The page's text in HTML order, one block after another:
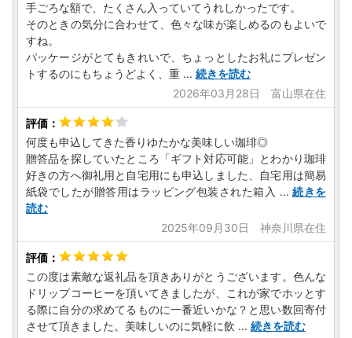
手ごろな額で、たくさん入っていてうれしかったです。
そのときの気分に合わせて、色々な味が楽しめるのもよいで
すね。
パッケージがとてもきれいで、ちょっとしたお礼にプレゼン
トするのにもちょうどよく、重 ... 続きを読む
2026年03月28日 富山県在住
何度も申込してきた香りゆたかな美味しい珈琲◎
贈答品を探していたところ「ギフト対応可能」とわかり珈琲
好きの方へ御礼用と自宅用にも申込しました、自宅用は簡易
紙袋でしたが贈答用はラッピング包装された箱入 ... 続きを
読む
2025年09月30日 神奈川県在住
この度は素敵な返礼品を頂きありがとうございます。色んな
ドリップコーヒーを頂いてきましたが、これが家でホッとす
る際に自分の求めてるものに一番近いかな？と思い数回寄付
させて頂きました。美味しいのに気軽に飲 ... 続きを読む